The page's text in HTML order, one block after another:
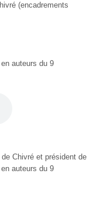
(encadrements
auteurs du 9
Chivré et président de
auteurs du 9